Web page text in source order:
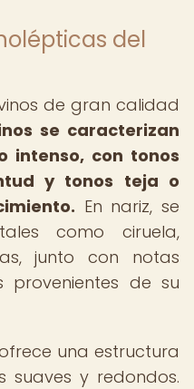
del
de gran calidad
se caracterizan
intenso, con tonos
y tonos teja o
En nariz, se
como ciruela,
junto con notas
de su
una estructura
suaves y redondos.